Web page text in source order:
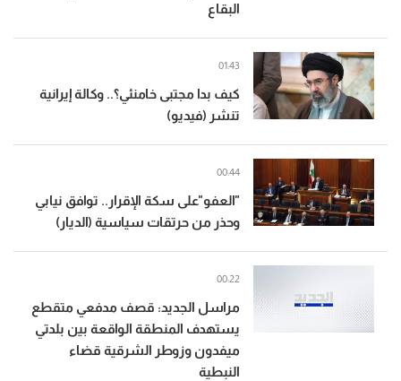
البقاع
كيف بدا مجتبى خامنئي؟.. وكالة إيرانية
تنشر (فيديو)
01:43
"العفو"على سكة الإقرار.. توافق نيابي
وحذر من حرتقات سياسية (الديار)
00:44
مراسل الجديد: قصف مدفعي متقطع
يستهدف المنطقة الواقعة بين بلدتي
ميفدون وزوطر الشرقية قضاء
النبطية
00:22